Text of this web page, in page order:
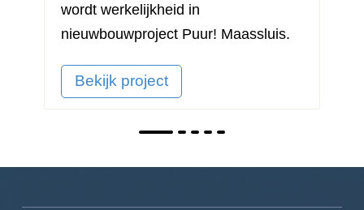
wordt werkelijkheid in
nieuwbouwproject Puur! Maassluis.
Bekijk project